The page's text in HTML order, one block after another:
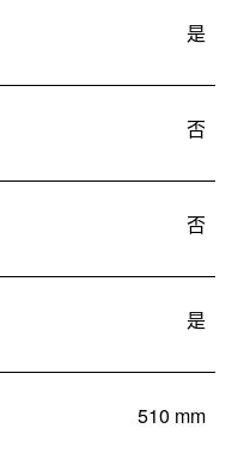
是
否
否
是
510 mm